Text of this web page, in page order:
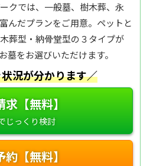
クでは、一般墓、樹木葬、永
んだプランをご用意。ペットと
葬型・納骨堂型の３タイプが
墓をお選びいただけます。
況が分かります／
求【無料】
約【無料】